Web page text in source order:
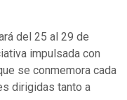
del 25 al 29 de
impulsada con
se conmemora cada
dirigidas tanto a